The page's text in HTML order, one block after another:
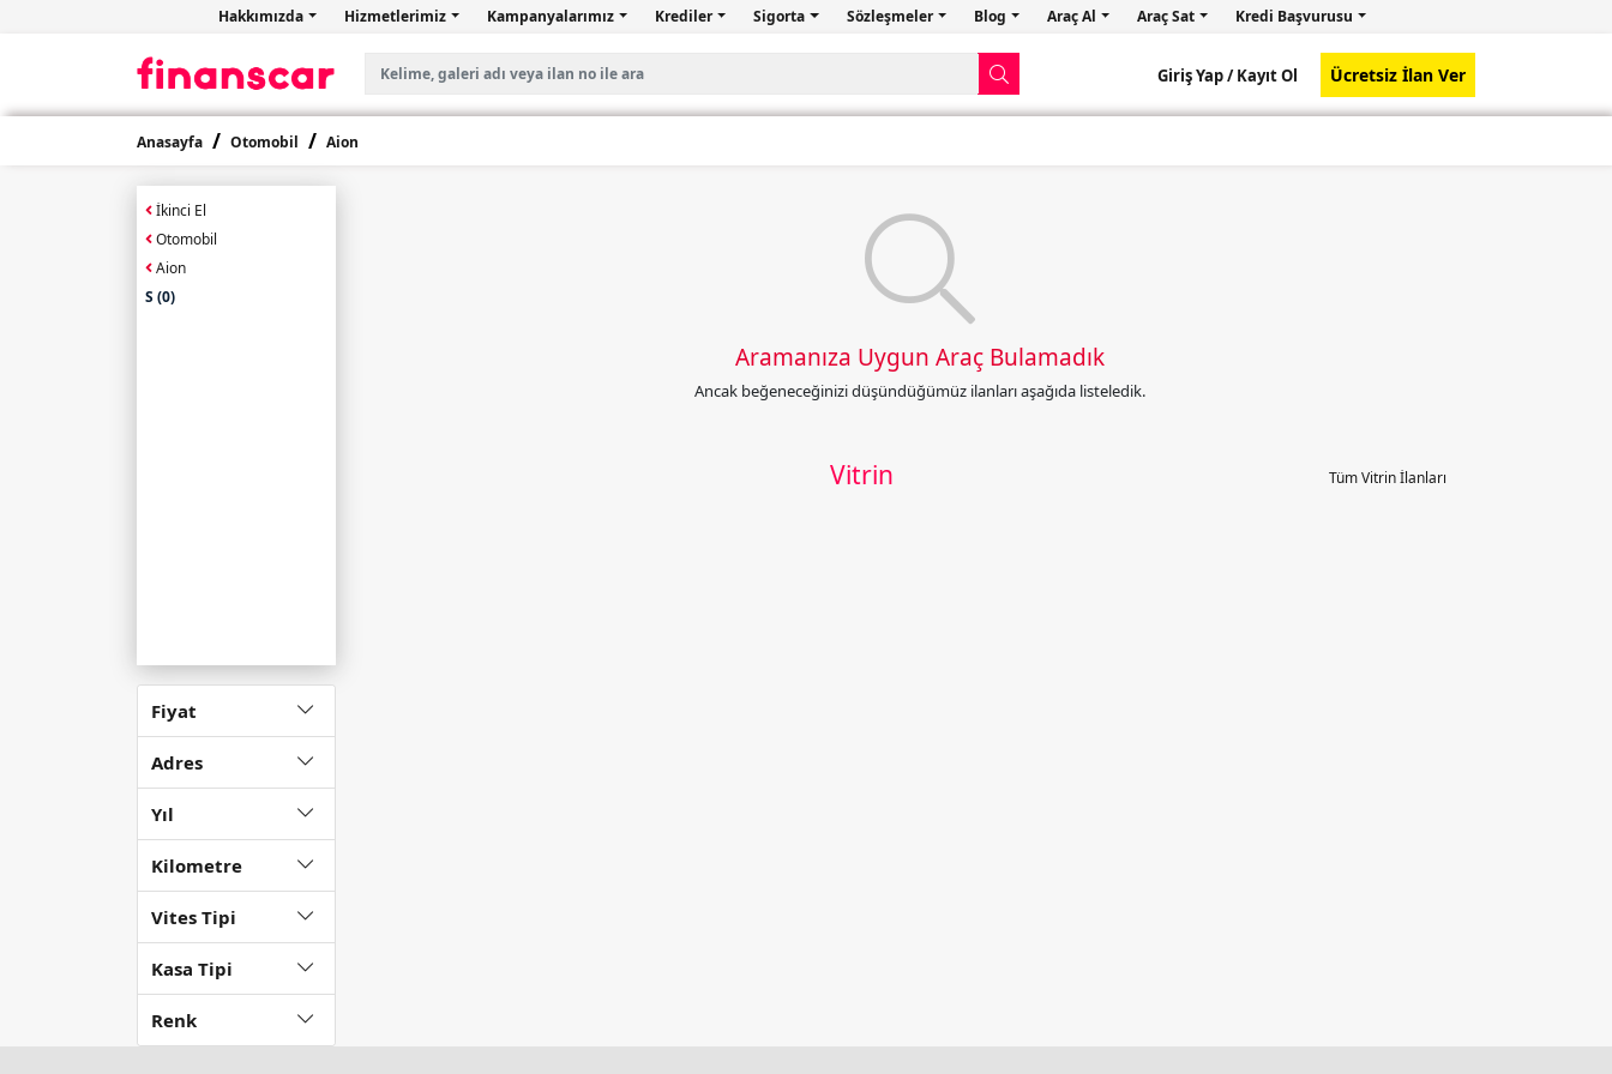
Hakkımızda Hizmetlerimiz Kampanyalarımız Krediler Sigorta Sözleşmeler Blog Araç Al Araç Sat Kredi Başvurusu
Giriş Yap /Kayıt Ol Ücretsiz İlan Ver
Anasayfa Otomobil Aion
İkinci El
Otomobil
Aion
S (0)
Fiyat
Adres
Yıl
Kilometre
Vites Tipi
Kasa Tipi
Renk
Aramanıza Uygun Araç Bulamadık
Ancak beğeneceğinizi düşündüğümüz ilanları aşağıda listeledik.
Vitrin Tüm Vitrin İlanları